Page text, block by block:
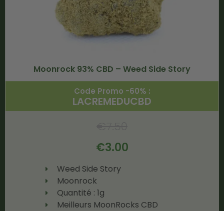
Moonrock 93% CBD – Weed Side Story
Code Promo -60% :
LACREMEDUCBD
€3.00
Weed Side Story
Moonrock
Quantité : 1g
Meilleurs MoonRocks CBD